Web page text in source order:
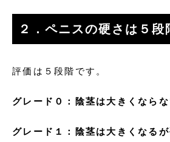
２．ペニスの硬さは５段
評価は５段階です。
グレード０：陰茎は大きくなら
グレード１：陰茎は大きくなる